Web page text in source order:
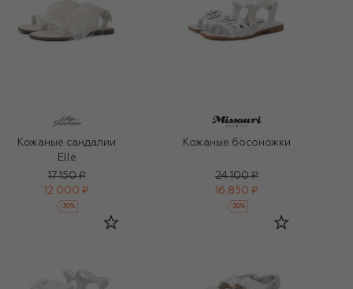
Кожаные сандалии
Elle
17 150 ₽
12 000 ₽
-30%
Кожаные босоножки
24 100 ₽
16 850 ₽
-30%